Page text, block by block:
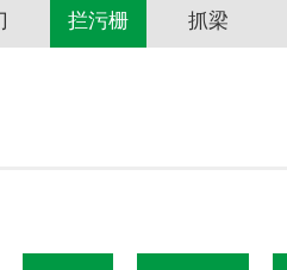
拦污栅 抓梁